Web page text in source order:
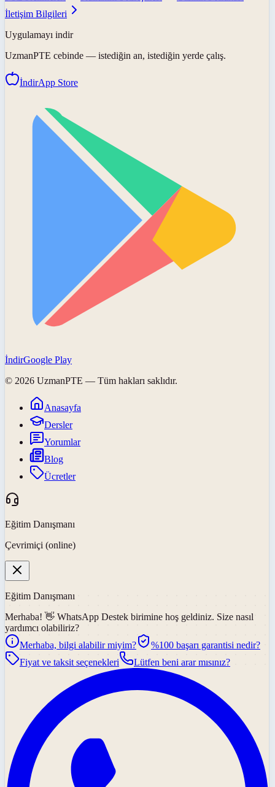
İletişim Bilgileri
Uygulamayı indir
UzmanPTE cebinde — istediğin an, istediğin yerde çalış.
İndirApp Store
İndirGoogle Play
© 2026 UzmanPTE — Tüm hakları saklıdır.
Anasayfa
Dersler
Yorumlar
Blog
Ücretler
Eğitim Danışmanı
Çevrimiçi (online)
Eğitim Danışmanı
Merhaba! 👋 WhatsApp Destek birimine hoş geldiniz. Size nasıl
yardımcı olabiliriz?
Merhaba, bilgi alabilir miyim?
%100 başarı garantisi nedir?
Fiyat ve taksit seçenekleri
Lütfen beni arar mısınız?